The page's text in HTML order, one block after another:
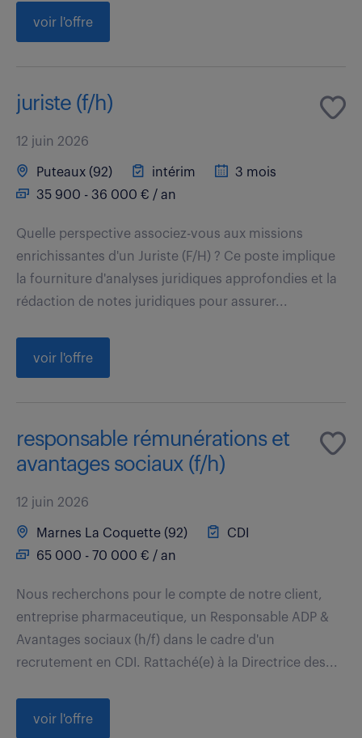
voir l'offre
juriste (f/h)
12 juin 2026
Puteaux (92) intérim
3 mois
35 900 - 36 000 € / an
Quelle perspective associez-vous aux missions
enrichissantes d'un Juriste (F/H) ? Ce poste implique
la fourniture d'analyses juridiques approfondies et la
rédaction de notes juridiques pour assurer...
voir l'offre
responsable rémunérations et
avantages sociaux (f/h)
12 juin 2026
Marnes La Coquette (92)
CDI
65 000 - 70 000 € / an
Nous recherchons pour le compte de notre client,
entreprise pharmaceutique, un Responsable ADP &
Avantages sociaux (h/f) dans le cadre d'un
recrutement en CDI. Rattaché(e) à la Directrice des...
voir l'offre